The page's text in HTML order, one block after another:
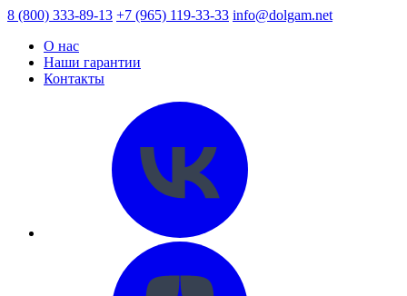
8 (800) 333-89-13 +7 (965) 119-33-33 info@dolgam.net
О нас
Наши гарантии
Контакты